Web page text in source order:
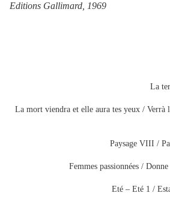
Editions Gallimard, 1969
La
La mort viendra et elle aura tes yeux /
Paysage VIII /
Femmes passionnées /
Eté – Eté 1 /